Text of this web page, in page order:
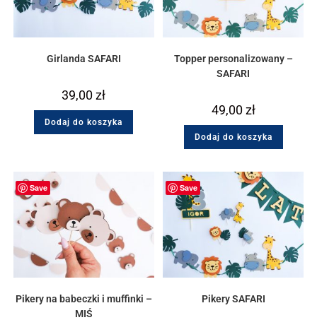
Girlanda SAFARI
39,00zł
Dodaj do koszyka
Topper personalizowany –
SAFARI
49,00zł
Dodaj do koszyka
Save
Pikery na babeczki i muffinki –
MIŚ
Save
Pikery SAFARI